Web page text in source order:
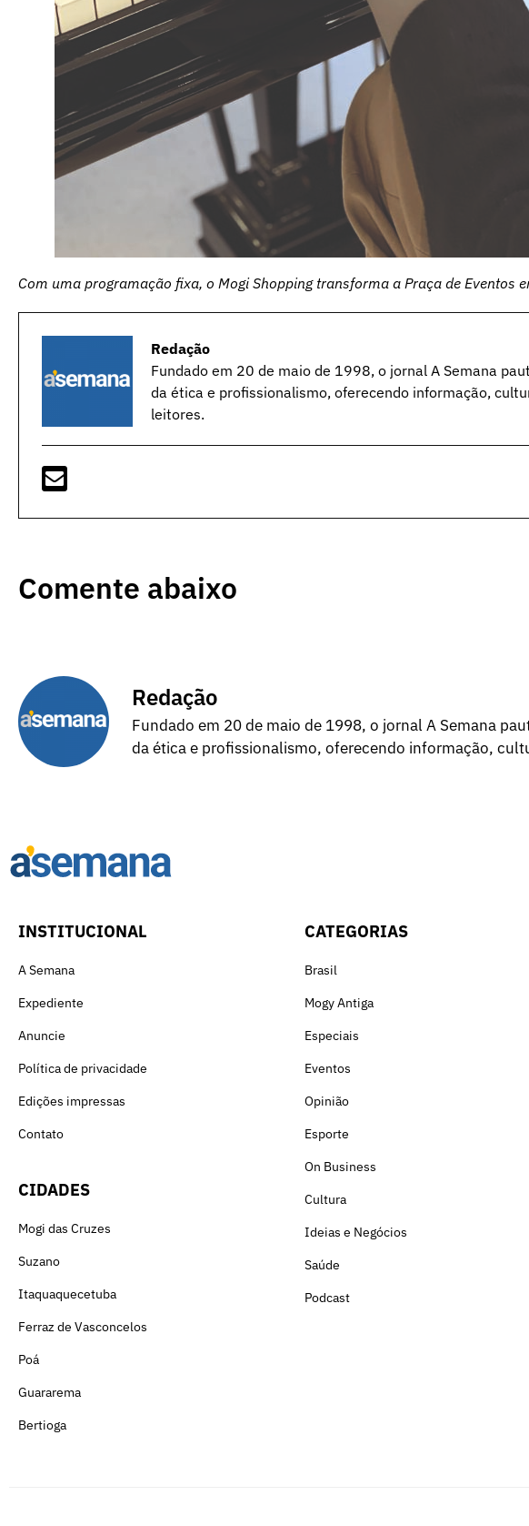
Com uma programação fixa, o Mogi Shopping transforma a Praça de Eventos
Redação
Fundado em 20 de maio de 1998, o jornal A Semana
da ética e profissionalismo, oferecendo informação,
leitores.
Comente abaixo
Redação
Fundado em 20 de maio de 1998, o jornal A Semana
da ética e profissionalismo, oferecendo informação,
INSTITUCIONAL
A Semana
Expediente
Anuncie
Política de privacidade
Edições impressas
Contato
CIDADES
Mogi das Cruzes
Suzano
Itaquaquecetuba
Ferraz de Vasconcelos
Poá
Guararema
Bertioga
CATEGORIAS
Brasil
Mogy Antiga
Especiais
Eventos
Opinião
Esporte
On Business
Cultura
Ideias e Negócios
Saúde
Podcast